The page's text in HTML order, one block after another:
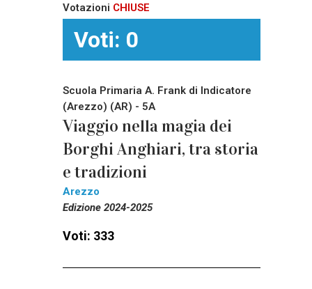
Votazioni CHIUSE
Voti: 0
Scuola Primaria A. Frank di Indicatore
(Arezzo) (AR) - 5A
Viaggio nella magia dei
Borghi Anghiari, tra storia
e tradizioni
Arezzo
Edizione 2024-2025
Voti: 333